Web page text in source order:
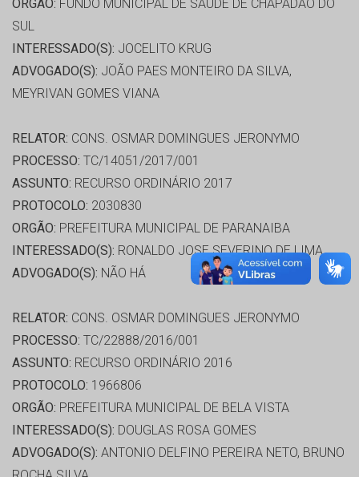
ORGÃO: FUNDO MUNICIPAL DE SAÚDE DE CHAPADAO DO
SUL
INTERESSADO(S): JOCELITO KRUG
ADVOGADO(S): JOÃO PAES MONTEIRO DA SILVA,
MEYRIVAN GOMES VIANA
RELATOR: CONS. OSMAR DOMINGUES JERONYMO
PROCESSO: TC/14051/2017/001
ASSUNTO: RECURSO ORDINÁRIO 2017
PROTOCOLO: 2030830
ORGÃO: PREFEITURA MUNICIPAL DE PARANAIBA
INTERESSADO(S): RONALDO JOSE SEVERINO DE LIMA
ADVOGADO(S): NÃO HÁ
RELATOR: CONS. OSMAR DOMINGUES JERONYMO
PROCESSO: TC/22888/2016/001
ASSUNTO: RECURSO ORDINÁRIO 2016
PROTOCOLO: 1966806
ORGÃO: PREFEITURA MUNICIPAL DE BELA VISTA
INTERESSADO(S): DOUGLAS ROSA GOMES
ADVOGADO(S): ANTONIO DELFINO PEREIRA NETO, BRUNO